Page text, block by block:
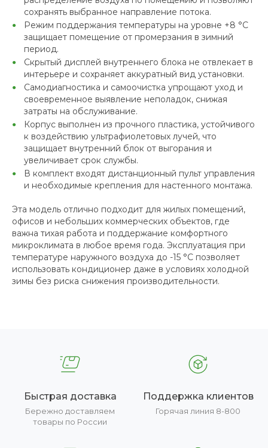
сохранять выбранное направление потока.
Режим поддержания температуры на уровне +8 °C
защищает помещение от промерзания в зимний
период.
Скрытый дисплей внутреннего блока не отвлекает в
интерьере и сохраняет аккуратный вид установки.
Самодиагностика и самоочистка упрощают уход и
своевременное выявление неполадок, снижая
затраты на обслуживание.
Корпус выполнен из прочного пластика, устойчивого
к воздействию ультрафиолетовых лучей, что
защищает внутренний блок от выгорания и
увеличивает срок службы.
В комплект входят дистанционный пульт управления
и необходимые крепления для настенного монтажа.
Эта модель отлично подходит для жилых помещений,
офисов и небольших коммерческих объектов, где
важна тихая работа и поддержание комфортного
микроклимата в любое время года. Эксплуатация при
температуре наружного воздуха до -15 °C позволяет
использовать кондиционер даже в условиях холодной
зимы без риска снижения производительности.
Быстрая доставка
Бережно доставляем
товары по России
Поддержка клиентов
Горячая линия 8-800